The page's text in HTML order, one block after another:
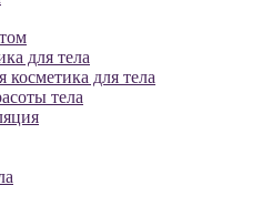
для тела
косметика для тела
тела